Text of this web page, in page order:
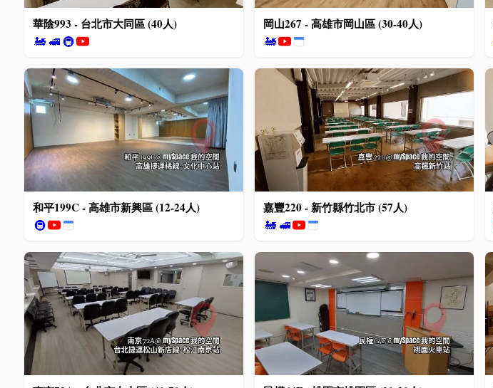
華陰993 - 台北市大同區 (40人)
🚂 🚅 🚇
岡山267 - 高雄市岡山區 (30-40人)
🚂
和平199C - 高雄市新興區 (12-24人)
🚇
嘉豐220 - 新竹縣竹北市 (57人)
🚂 🚅